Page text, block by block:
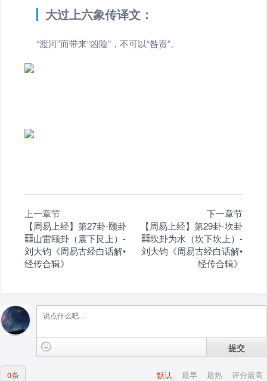
大过上六象传译文：
“渡河”而带来“凶险”，不可以“咎责”。
上一章节
【周易上经】第27卦-颐卦
䷚山雷颐卦（震下艮上）-
刘大钧《周易古经白话解•
经传合辑》
下一章节
【周易上经】第29卦-坎卦
䷜坎卦为水（坎下坎上）-
刘大钧《周易古经白话解•
经传合辑》
提交
默认 最早 最热 评分最高
0条